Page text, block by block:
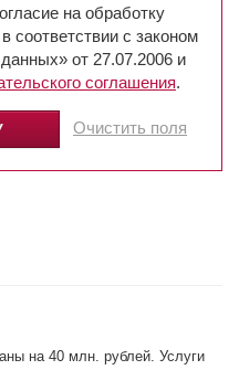
на обработку
соответствии с законом
от 27.07.2006 и
соглашения.
Очистить поля
на 40 млн. рублей. Услуги